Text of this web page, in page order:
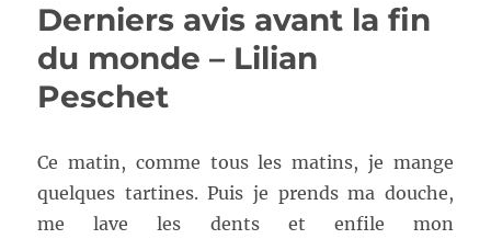
Derniers avis avant la fin
du monde – Lilian
Peschet
Ce matin, comme tous les matins, je mange
quelques tartines. Puis je prends ma douche,
me lave les dents et enfile mon